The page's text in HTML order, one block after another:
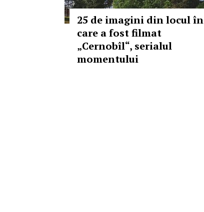
25 de imagini din locul în
care a fost filmat
„Cernobîl“, serialul
momentului